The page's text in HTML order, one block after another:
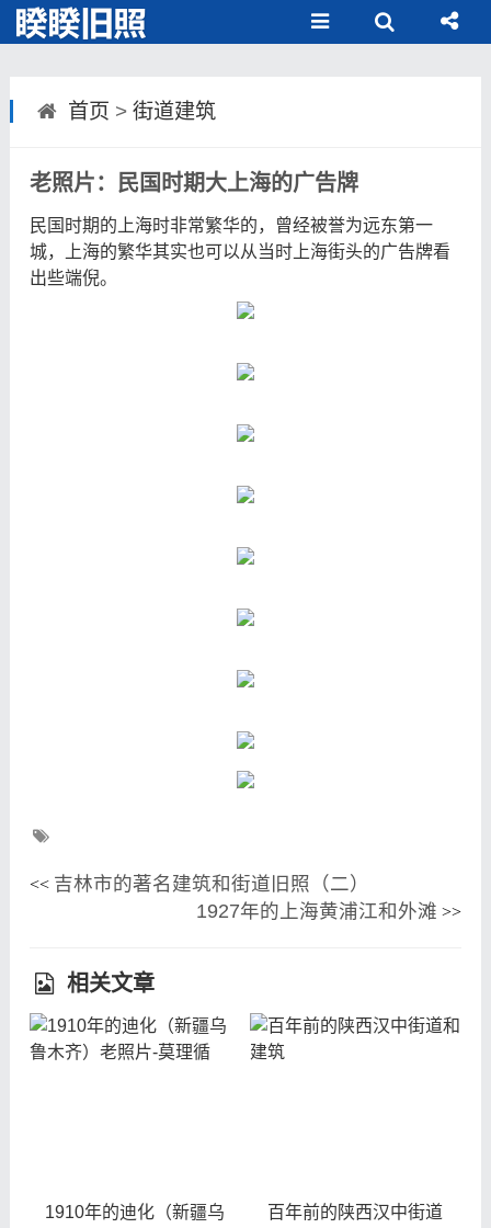
首页 > 街道建筑
老照片：民国时期大上海的广告牌
民国时期的上海时非常繁华的，曾经被誉为远东第一
城，上海的繁华其实也可以从当时上海街头的广告牌看
出些端倪。
<< 吉林市的著名建筑和街道旧照（二）
1927年的上海黄浦江和外滩 >>
相关文章
1910年的迪化（新疆乌
百年前的陕西汉中街道